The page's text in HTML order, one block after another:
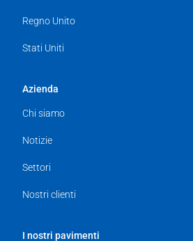
Regno Unito
Stati Uniti
Azienda
Chi siamo
Notizie
Settori
Nostri clienti
I nostri pavimenti